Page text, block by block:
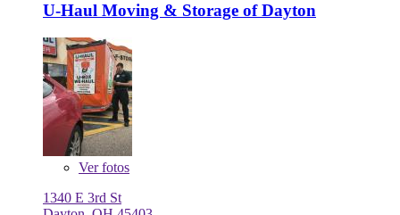
U-Haul Moving & Storage of Dayton
Verfotos
1340 E 3rd St